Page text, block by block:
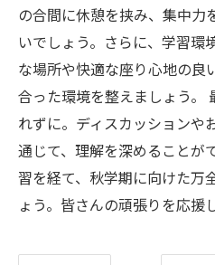
の合間に休憩を挟み、集中力
いでしょう。さらに、学習環
な場所や快適な座り心地の良
合った環境を整えましょう。
れずに。ディスカッションや
通じて、理解を深めることが
習を経て、秋学期に向けた万
ょう。皆さんの頑張りを応援